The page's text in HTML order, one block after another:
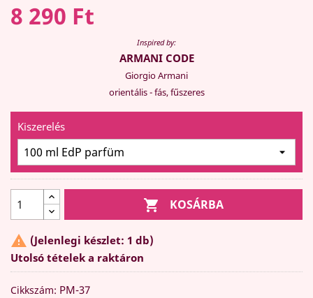
8 290 Ft
Inspired by:
ARMANI CODE
Giorgio Armani
orientális - fás, fűszeres
Kiszerelés
 KOSÁRBA
 (Jelenlegi készlet: 1 db)
Utolsó tételek a raktáron
Cikkszám: PM-37